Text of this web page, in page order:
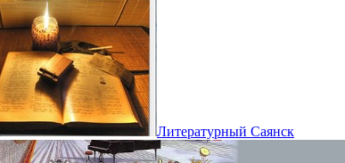
Литературный Саянск